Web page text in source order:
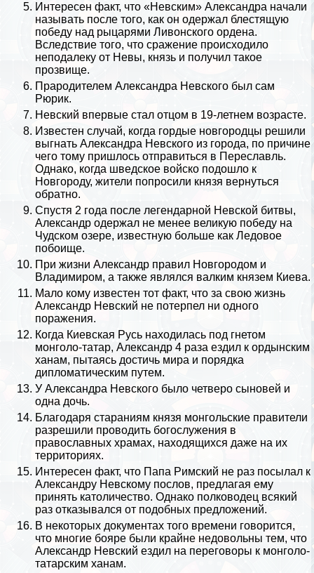
Интересен факт, что «Невским» Александра начали
называть после того, как он одержал блестящую
победу над рыцарями Ливонского ордена.
Вследствие того, что сражение происходило
неподалеку от Невы, князь и получил такое
прозвище.
Прародителем Александра Невского был сам
Рюрик.
Невский впервые стал отцом в 19-летнем возрасте.
Известен случай, когда гордые новгородцы решили
выгнать Александра Невского из города, по причине
чего тому пришлось отправиться в Переславль.
Однако, когда шведское войско подошло к
Новгороду, жители попросили князя вернуться
обратно.
Спустя 2 года после легендарной Невской битвы,
Александр одержал не менее великую победу на
Чудском озере, известную больше как Ледовое
побоище.
При жизни Александр правил Новгородом и
Владимиром, а также являлся валким князем Киева.
Мало кому известен тот факт, что за свою жизнь
Александр Невский не потерпел ни одного
поражения.
Когда Киевская Русь находилась под гнетом
монголо-татар, Александр 4 раза ездил к ордынским
ханам, пытаясь достичь мира и порядка
дипломатическим путем.
У Александра Невского было четверо сыновей и
одна дочь.
Благодаря стараниям князя монгольские правители
разрешили проводить богослужения в
православных храмах, находящихся даже на их
территориях.
Интересен факт, что Папа Римский не раз посылал к
Александру Невскому послов, предлагая ему
принять католичество. Однако полководец всякий
раз отказывался от подобных предложений.
В некоторых документах того времени говорится,
что многие бояре были крайне недовольны тем, что
Александр Невский ездил на переговоры к монголо-
татарским ханам.